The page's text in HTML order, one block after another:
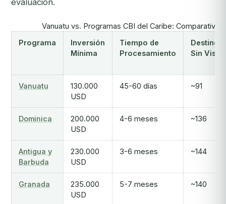
evaluación.
Vanuatu vs. Programas CBI del Caribe: Comparativa
Programa
Inversión
Mínima
Tiempo de
Procesamiento
Destinos
Sin Visa
Vanuatu
130.000
USD
45-60 días ~91
Dominica
200.000
USD
4-6 meses ~136
Antigua y
Barbuda
230.000
USD
3-6 meses ~144
Granada
235.000
USD
5-7 meses ~140